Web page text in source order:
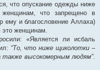
что опускание одежды ниже
женщинам, что запрещено в
и благословение Аллаха)
это женщинам.
«Является ли исбаль
“То, что ниже щиколотки –
также высокомерным людям”.